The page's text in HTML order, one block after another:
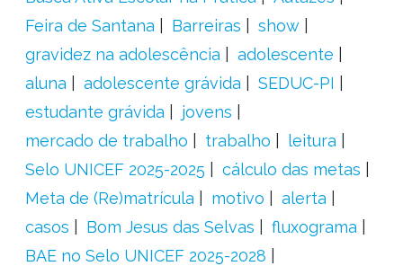
Feira de Santana
Barreiras
show
gravidez na adolescência
adolescente
aluna
adolescente grávida
SEDUC-PI
estudante grávida
jovens
mercado de trabalho
trabalho
leitura
Selo UNICEF 2025-2025
cálculo das metas
Meta de (Re)matrícula
motivo
alerta
casos
Bom Jesus das Selvas
fluxograma
BAE no Selo UNICEF 2025-2028